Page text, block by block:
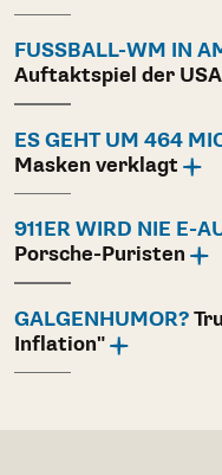
FUSSBALL-WM IN
Auftaktspiel der USA
ES GEHT UM 464
Masken verklagt
911ER WIRD NIE E-
Porsche-Puristen
GALGENHUMOR?
Inflation"